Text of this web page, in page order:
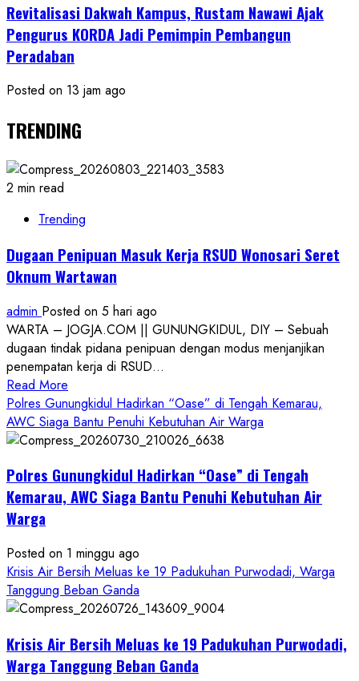
Revitalisasi Dakwah Kampus, Rustam Nawawi Ajak
Pengurus KORDA Jadi Pemimpin Pembangun
Peradaban
Posted on 13 jam ago
TRENDING
2 min read
Trending
Dugaan Penipuan Masuk Kerja RSUD Wonosari Seret
Oknum Wartawan
admin Posted on 5 hari ago
WARTA – JOGJA.COM || GUNUNGKIDUL, DIY – Sebuah
dugaan tindak pidana penipuan dengan modus menjanjikan
penempatan kerja di RSUD...
Read More
more
about
Dugaan
Masuk
Kerja
Seret
Oknum
Wartawan
Polres Gunungkidul Hadirkan “Oase” di Tengah Kemarau,
AWC Siaga Bantu Penuhi Kebutuhan Air Warga
Polres Gunungkidul Hadirkan “Oase” di Tengah
Kemarau, AWC Siaga Bantu Penuhi Kebutuhan Air
Warga
Posted on 1 minggu ago
Krisis Air Bersih Meluas ke 19 Padukuhan Purwodadi, Warga
Tanggung Beban Ganda
Krisis Air Bersih Meluas ke 19 Padukuhan Purwodadi,
Warga Tanggung Beban Ganda